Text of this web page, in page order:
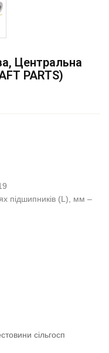
Центральна
PARTS)
підшипників (L), мм –
сільгосп